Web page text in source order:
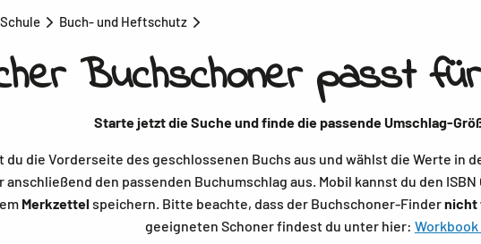
Schule Buch- und Heftschutz
Buchschoner passt
Starte jetzt die Suche und finde die passende Umschlag-
du die Vorderseite des geschlossenen Buchs aus und wählst die Werte in
den passenden Buchumschlag aus. Mobil kannst du den
Merkzettel speichern. Bitte beachte, dass der Buchschoner-Findernicht
geeigneten Schoner findest du unter hier: